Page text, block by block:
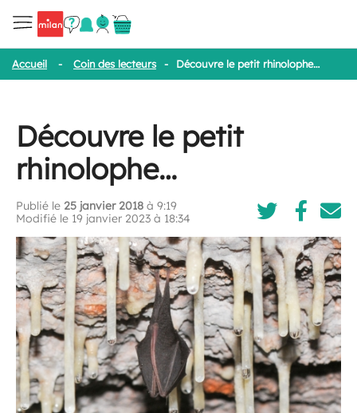
Accueil - Coin des lecteurs - Découvre le petit rhinolophe…
Découvre le petit
rhinolophe…
Publié le 25 janvier 2018 à 9:19
Modifié le 19 janvier 2023 à 18:34